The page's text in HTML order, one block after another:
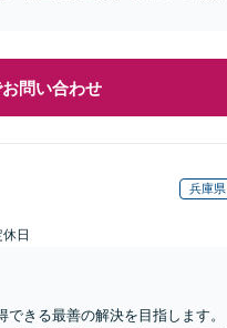
問い合わせ
兵庫県
日
きる最善の解決を目指します。